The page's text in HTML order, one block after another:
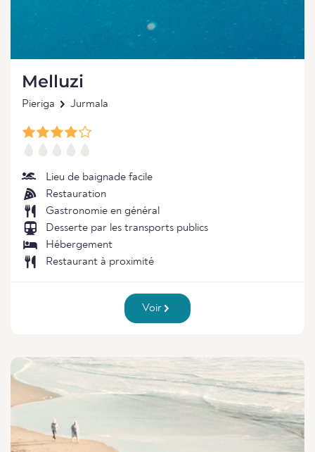
Melluzi
Pieriga Jurmala
Lieu de baignade facile
Restauration
Gastronomie en général
Desserte par les transports publics
Hébergement
Restaurant à proximité
Voir